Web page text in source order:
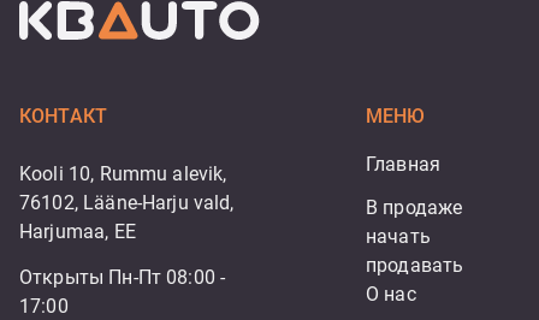
КОНТАКТ
Kooli 10, Rummu alevik,
76102, Lääne-Harju vald,
Harjumaa, EE
Открыты Пн-Пт 08:00 -
17:00
МЕНЮ
Главная
В продаже
начать
продавать
О нас